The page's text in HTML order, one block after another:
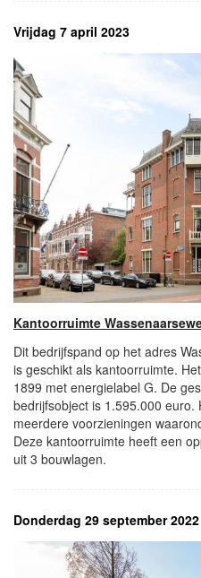
Vrijdag 7 april 2023
Kantoorruimte
Dit bedrijfspand op het adres
is geschikt als kantoorruimte.
1899 met energielabel G. De
bedrijfsobject is 1.595.000
meerdere voorzieningen
Deze kantoorruimte heeft een
uit 3 bouwlagen.
Donderdag 29 september 2022